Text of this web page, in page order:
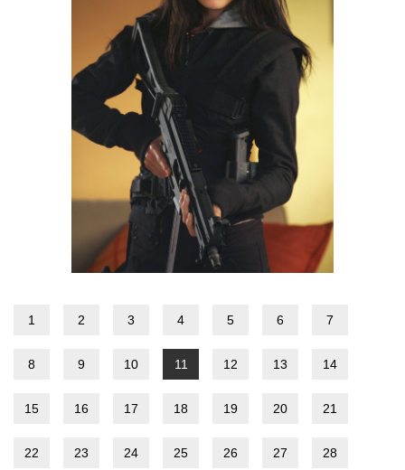
1 2 3 4 5 6 7
8 9 10 11 12 13 14
15 16 17 18 19 20 21
22 23 24 25 26 27 28